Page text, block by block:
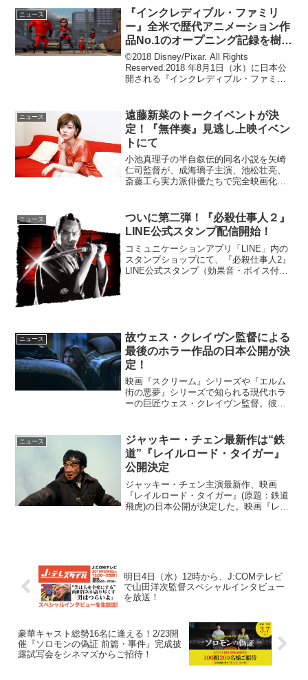
ウィルソン、ウディ・ハレルソ...
ニュース
『インクレディブル・ファミリ
ー』全米で歴代アニメーション作
品No.1のオープニング記録を樹
立！
©2018 Disney/Pixar. All Rights
Reserved.2018 年8月1日（水）に日本公
開される『インクレディブル・ファミリ
末オープニン...
ニュース
遠藤新菜のトークイベントが決
定！『無伴奏』見逃し上映イベン
トにて
小池真理子の半自叙伝的同名小説を矢崎
仁司監督が、成海璃子主演、池松壮亮、
斎藤工ら実力派俳優たちで完全映画化し
2016」のラインアップに選ばれ、28日の
上映には遠藤新菜が...
ニュース
ついに第二弾！『必殺仕事人２』
LINE公式スタンプ配信開始！
コミュニケーションアプリ「LINE」内の
スタンプショップにて、『必殺仕事人2』
LINE公式スタンプ（効果音・ボイス付）
ニュース
故ウェス・クレイヴン監督による
最後のホラー作品の日本公開が決
定！
映画『スクリーム』シリーズや『エルム
街の悪夢』シリーズで知られる現代ホラ
ーの巨匠ウェス・クレイヴン監督。彼が
公開となることがあきらかとなった。レ
ジェンドによる最後...
ニュース
ジャッキー・チェン最新作は“鉄
道”『レイルロード・タイガー』
公開決定
ジャッキー・チェン主演最新作、映画
『レイルロード・タイガー』(原題：鉄道
飛虎)の日本公開が決定した。映画『レイ
明日4日（水）12時から、J:COMテレビ
で山田洋次監督スペシャルインタビュー
を放送！
豪華キャスト総勢16名に逢える！2/23開
催『ソロモンの偽証 前篇・事件』完成披
露試写会をシネマズからご招待！